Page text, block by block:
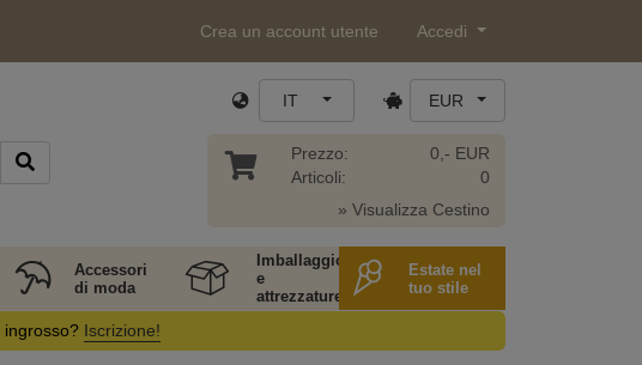
Crea un account utente Accedi
IT EUR
Prezzo:
Articoli:
0,- EUR
0
» Visualizza Cestino
Accessori
di moda
Imballaggio
e
attrezzature
Estate nel
tuo stile
ingrosso? Iscrizione!